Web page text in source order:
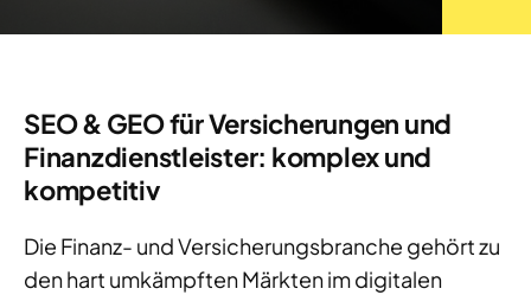
SEO & GEO für Versicherungen und
Finanzdienstleister: komplex und
kompetitiv
Die Finanz- und Versicherungsbranche gehört zu
den hart umkämpften Märkten im digitalen